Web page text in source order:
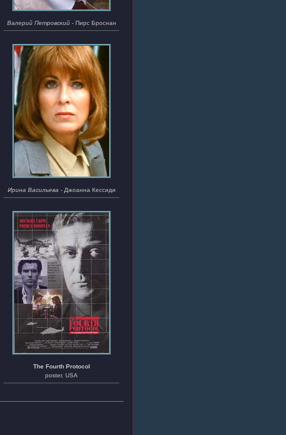
Валерий Петровский- Пирс Броснан
Ирина Васильева - Джоанна Кессиди
The Fourth Protocol
poster, USA